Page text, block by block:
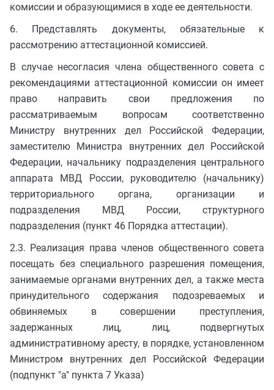
комиссии и образующимися в ходе ее деятельности.
6. Представлять документы, обязательные к
рассмотрению аттестационной комиссией.
В случае несогласия члена общественного совета с
рекомендациями аттестационной комиссии он имеет
право направить свои предложения по
рассматриваемым вопросам соответственно
Министру внутренних дел Российской Федерации,
заместителю Министра внутренних дел Российской
Федерации, начальнику подразделения центрального
аппарата МВД России, руководителю (начальнику)
территориального органа, организации и
подразделения МВД России, структурного
подразделения (пункт 46 Порядка аттестации).
2.3. Реализация права членов общественного совета
посещать без специального разрешения помещения,
занимаемые органами внутренних дел, а также места
принудительного содержания подозреваемых и
обвиняемых в совершении преступления,
задержанных лиц, лиц, подвергнутых
административному аресту, в порядке, установленном
Министром внутренних дел Российской Федерации
(подпункт "а" пункта 7 Указа)